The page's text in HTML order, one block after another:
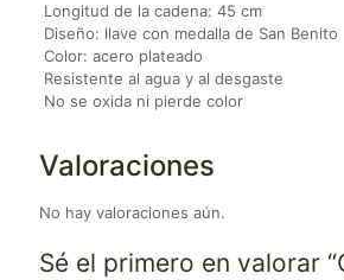
Longitud de la cadena: 45 cm
Diseño: llave con medalla de San Benito
Color: acero plateado
Resistente al agua y al desgaste
No se oxida ni pierde color
Valoraciones
No hay valoraciones aún.
Sé el primero en valorar